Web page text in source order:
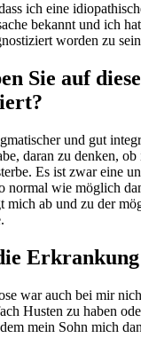
ich eine
bekannt und ich
worden zu
Sie auf
und gut
daran zu denken,
Es ist zwar eine
normal wie möglich
mich ab und zu der
Erkrankung
war auch bei mir
Husten zu haben
mein Sohn mich